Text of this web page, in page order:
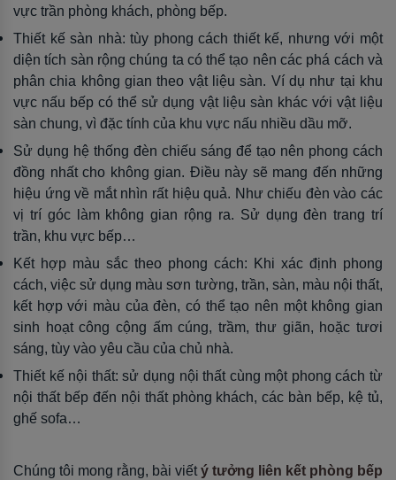
vực trần phòng khách, phòng bếp.
Thiết kế sàn nhà: tùy phong cách thiết kế, nhưng với một
diện tích sàn rộng chúng ta có thể tạo nên các phá cách và
phân chia không gian theo vật liệu sàn. Ví dụ như tại khu
vực nấu bếp có thể sử dụng vật liệu sàn khác với vật liệu
sàn chung, vì đặc tính của khu vực nấu nhiều dầu mỡ.
Sử dụng hệ thống đèn chiếu sáng để tạo nên phong cách
đồng nhất cho không gian. Điều này sẽ mang đến những
hiệu ứng về mắt nhìn rất hiệu quả. Như chiếu đèn vào các
vị trí góc làm không gian rộng ra. Sử dụng đèn trang trí
trần, khu vực bếp…
Kết hợp màu sắc theo phong cách: Khi xác định phong
cách, việc sử dụng màu sơn tường, trần, sàn, màu nội thất,
kết hợp với màu của đèn, có thể tạo nên một không gian
sinh hoạt công cộng ấm cúng, trầm, thư giãn, hoặc tươi
sáng, tùy vào yêu cầu của chủ nhà.
Thiết kế nội thất: sử dụng nội thất cùng một phong cách từ
nội thất bếp đến nội thất phòng khách, các bàn bếp, kệ tủ,
ghế sofa…
Chúng tôi mong rằng, bài viếtý tưởng liên kết phòng bếp